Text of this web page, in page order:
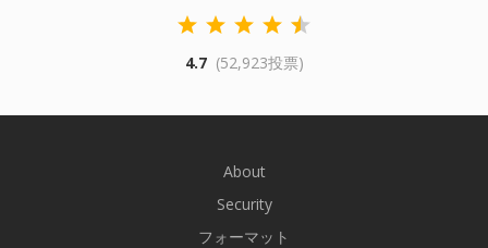
4.7 (52,923投票)
About
Security
フォーマット